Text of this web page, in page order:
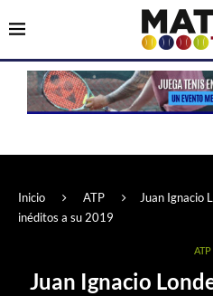
Inicio ATP
Juan Ignacio
inéditos a su 2019
ATP
Juan Ignacio